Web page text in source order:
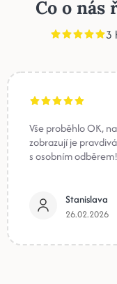
Co o nás
3
Vše proběhlo OK,
zobrazují je
s osobním odběrem!
Stanislava
26.02.2026